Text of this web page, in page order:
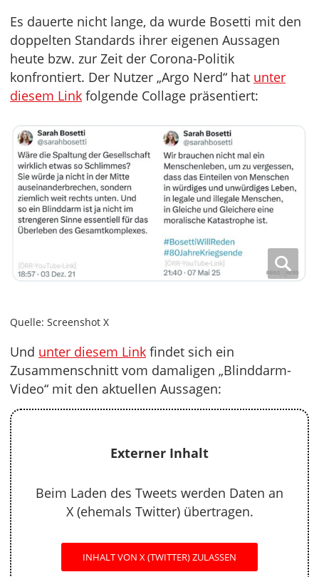
Es dauerte nicht lange, da wurde Bosetti mit den
doppelten Standards ihrer eigenen Aussagen
heute bzw. zur Zeit der Corona-Politik
konfrontiert. Der Nutzer „Argo Nerd“ hat unter
diesem Link folgende Collage präsentiert:
Quelle: Screenshot X
Und unter diesem Link findet sich ein
Zusammenschnitt vom damaligen „Blinddarm-
Video“ mit den aktuellen Aussagen:
Externer Inhalt
Beim Laden des Tweets werden Daten an
X (ehemals Twitter) übertragen.
INHALT VON X (TWITTER) ZULASSEN